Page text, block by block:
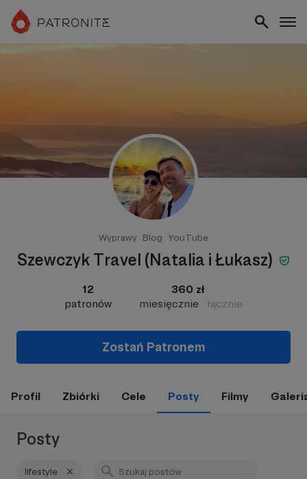
Wyprawy Blog YouTube
Szewczyk Travel (Natalia i Łukasz)
12
patronów
360 zł
miesięcznie
łącznie
Zostań Patronem
Profil Zbiórki Cele Posty Filmy
Posty
lifestyle